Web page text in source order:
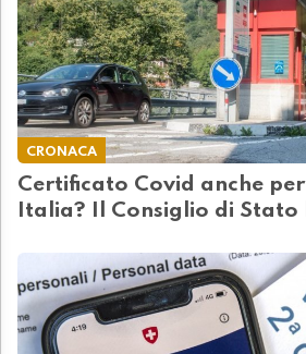
CRONACA
Certificato Covid anche
Italia? Il Consiglio di Stato